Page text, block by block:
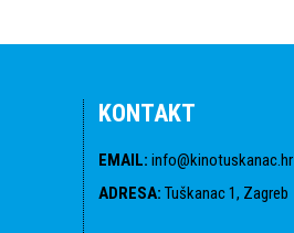
KONTAKT
EMAIL: info@kinotuskanac.hr
ADRESA: Tuškanac 1, Zagreb